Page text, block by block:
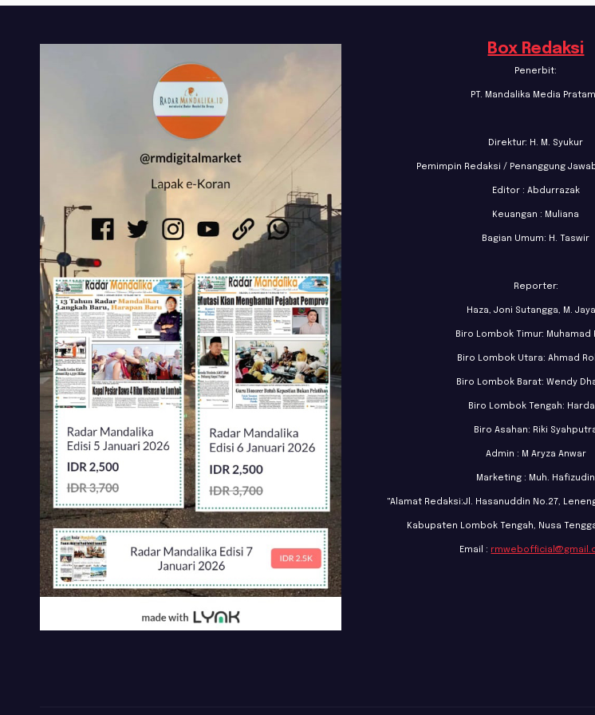
Bakal Lapor
Mataram ke MA
Box Redaksi
Penerbit:
PT. Mandalika Media
Direktur: H. M. Syukur
Pemimpin Redaksi / Penanggung
Editor : Abdurrazak
Keuangan : Muliana
Bagian Umum: H. Taswir
Reporter:
Haza, Joni Sutangga, M.
Biro Lombok Timur: Muhamad
Biro Lombok Utara: Ahmad
Biro Lombok Barat: Wendy
Biro Lombok Tengah:
Biro Asahan: Riki
Admin : M Aryza Anwar
Marketing : Muh. Hafizudin
"Alamat Redaksi:Jl. Hasanuddin No.27,
Kabupaten Lombok Tengah, Nusa
Email :